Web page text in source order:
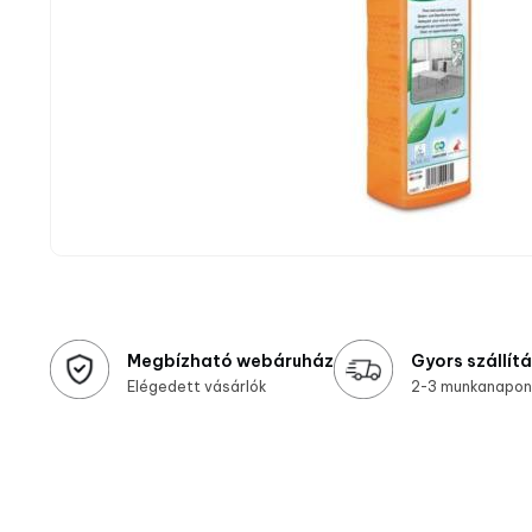
Megbízható webáruház
Elégedett vásárlók
Gyors
2-3